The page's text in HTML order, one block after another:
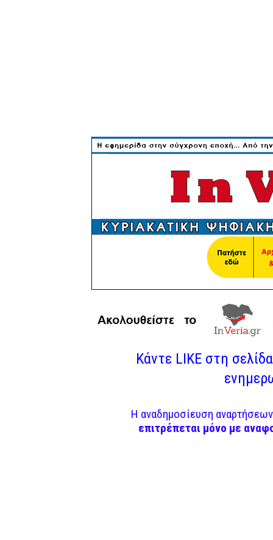
Κάντε LIKE στη
Η αναδημοσίευση
επιτρέπεται μόνο με